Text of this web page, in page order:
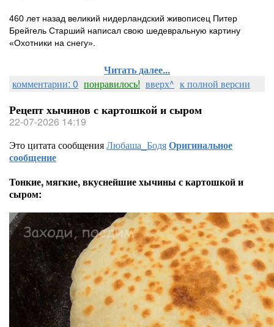
460 лет назад великий нидерландский живописец Питер
Брейгель Старший написал свою шедевральную картину
«Охотники на снегу».
Читать далее...
комментарии: 0 понравилось! вверх^ к полной версии
Рецепт хычинов с картошкой и сыром
22-07-2026 14:19
Это цитата сообщенияЛюбаша_БодяОригинальное
сообщение
Тонкие, мягкие, вкуснейшие хычины с картошкой и
сыром: